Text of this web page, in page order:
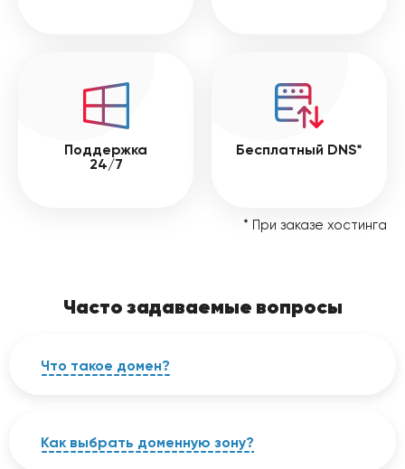
Поддержка
24/7
Бесплатный DNS*
* При заказе хостинга
Часто задаваемые вопросы
Что такое домен?
сайту, в виде алфавитно-цифрового
обозначения. По домену пользователи
Как выбрать доменную зону?